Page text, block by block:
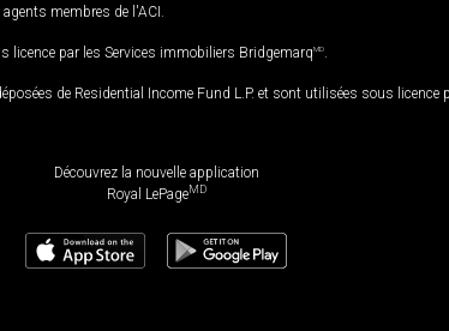
membres de l'ACI.
licence par les Services immobiliers BridgemarqMD
de Residential Income Fund L.P. et sont utilisées sous
Découvrez la nouvelle application
Royal LePageMD